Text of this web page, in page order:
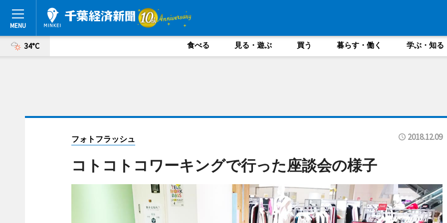
34°C 食べる 見る・遊ぶ 買う 暮らす・働く 学ぶ・知る
フォトフラッシュ 2018.12.09
コトコトコワーキングで行った座談会の様子